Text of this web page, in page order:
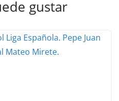
gustar